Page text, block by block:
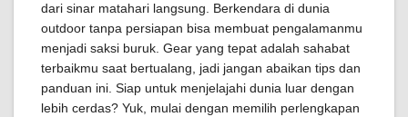
dari sinar matahari langsung. Berkendara di dunia
outdoor tanpa persiapan bisa membuat pengalamanmu
menjadi saksi buruk. Gear yang tepat adalah sahabat
terbaikmu saat bertualang, jadi jangan abaikan tips dan
panduan ini. Siap untuk menjelajahi dunia luar dengan
lebih cerdas? Yuk, mulai dengan memilih perlengkapan